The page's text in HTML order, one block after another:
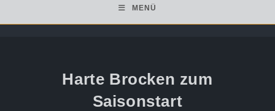
MENÜ
Harte Brocken zum
Saisonstart